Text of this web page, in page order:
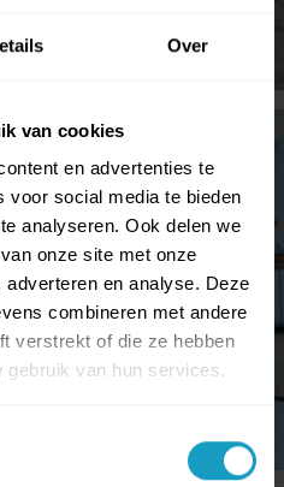
Over
van cookies
en advertenties te
voor social media te bieden
analyseren. Ook delen we
onze site met onze
en analyse. Deze
combineren met andere
verstrekt of die ze hebben
van hun services.